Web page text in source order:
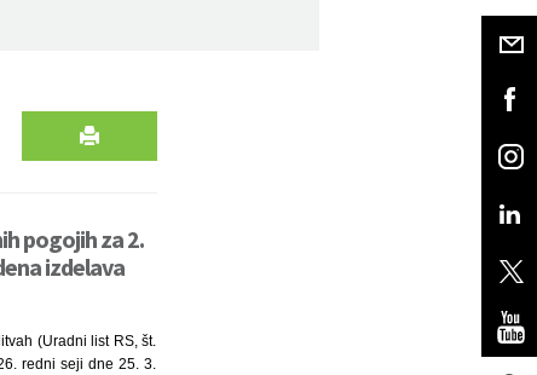
pogojih za 2.
izdelava
(Uradni list RS, št.
redni seji dne 25. 3.